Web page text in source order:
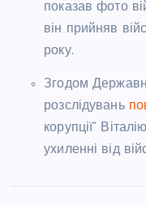
показав фото
він прийняв
року.
Згодом
розслідувань
корупції”
ухиленні від